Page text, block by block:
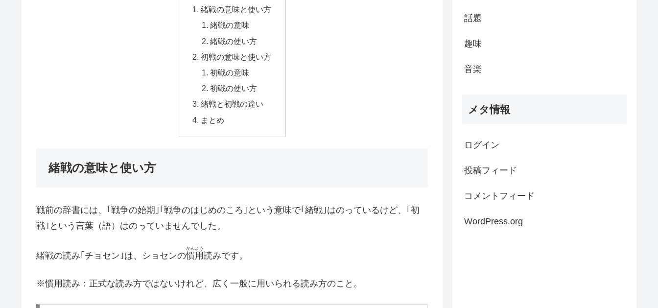
緒戦の意味と使い方
緒戦の意味
緒戦の使い方
初戦の意味と使い方
初戦の意味
初戦の使い方
緒戦と初戦の違い
まとめ
緒戦の意味と使い方
戦前の辞書には、｢戦争の始期｣｢戦争のはじめのころ｣という意味で｢緒戦｣はのっているけど、｢初
戦｣という言葉（語）はのっていませんでした。
緒戦の読み｢チョセン｣は、ショセンの慣用
かんよう
読みです。
※慣用読み：正式な読み方ではないけれど、広く一般に用いられる読み方のこと。
話題
趣味
音楽
メタ情報
ログイン
投稿フィード
コメントフィード
WordPress.org